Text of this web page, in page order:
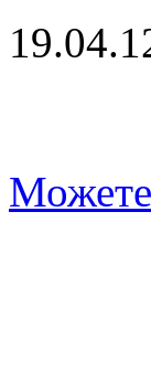
Можете